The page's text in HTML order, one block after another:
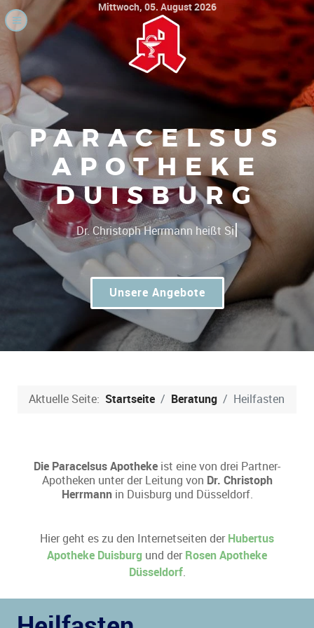
Mittwoch, 05. August 2026
PARACELSUS
APOTHEKE
DUISBURG
Gute Pr|
Unsere Angebote
Aktuelle Seite: Startseite Beratung Heilfasten
Die Paracelsus Apotheke ist eine von drei Partner-
Apotheken unter der Leitung von Dr. Christoph
Herrmannin Duisburg und Düsseldorf.
Hier geht es zu den Internetseiten der Hubertus
Apotheke Duisburg und der Rosen Apotheke
Düsseldorf.